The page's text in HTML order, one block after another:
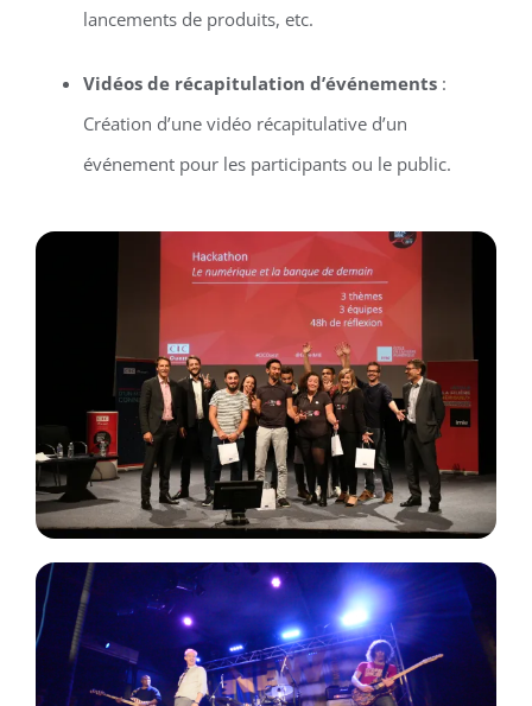
lancements de produits, etc.
Vidéos de récapitulation d’événements:
Création d’une vidéo récapitulative d’un
événement pour les participants ou le public.